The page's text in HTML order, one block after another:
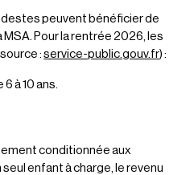
peuvent bénéficier de
MSA. Pour la rentrée 2026, les
:service-public.gouv.fr) :
à 10 ans.
conditionnée aux
enfant à charge, le revenu